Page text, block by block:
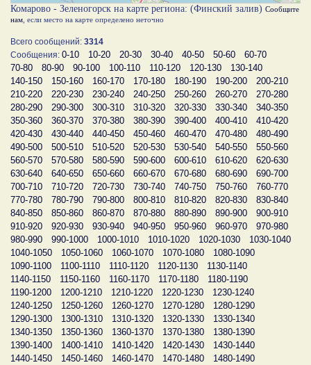
Комарово - Зеленогорск на карте региона: (Финский залив) Сообщите
нам , если место на карте определено неточно
Всего сообщений: 3314
Сообщения: 0-10 10-20 20-30 30-40 40-50 50-60
60-70
70-80
80-90 90-100 100-110 110-120 120-130
130-140
140-150
150-160 160-170 170-180 180-190 190-200
200-210
210-220
220-230 230-240 240-250 250-260 260-270
270-280
280-290
290-300 300-310 310-320 320-330 330-340
340-350
350-360
360-370 370-380 380-390 390-400 400-410
410-420
420-430
430-440 440-450 450-460 460-470 470-480
480-490
490-500
500-510 510-520 520-530 530-540 540-550
550-560
560-570
570-580 580-590 590-600 600-610 610-620
620-630
630-640
640-650 650-660 660-670 670-680 680-690
690-700
700-710
710-720 720-730 730-740 740-750 750-760
760-770
770-780
780-790 790-800 800-810 810-820 820-830
830-840
840-850
850-860 860-870 870-880 880-890 890-900
900-910
910-920
920-930 930-940 940-950 950-960 960-970
970-980
980-990
990-1000 1000-1010 1010-1020 1020-1030
1030-1040
1040-1050
1050-1060 1060-1070 1070-1080
1080-1090
1090-1100
1100-1110 1110-1120 1120-1130
1130-1140
1140-1150
1150-1160 1160-1170 1170-1180
1180-1190
1190-1200
1200-1210 1210-1220 1220-1230
1230-1240
1240-1250
1250-1260 1260-1270 1270-1280
1280-1290
1290-1300
1300-1310 1310-1320 1320-1330
1330-1340
1340-1350
1350-1360 1360-1370 1370-1380
1380-1390
1390-1400
1400-1410 1410-1420 1420-1430
1430-1440
1440-1450
1450-1460 1460-1470 1470-1480
1480-1490